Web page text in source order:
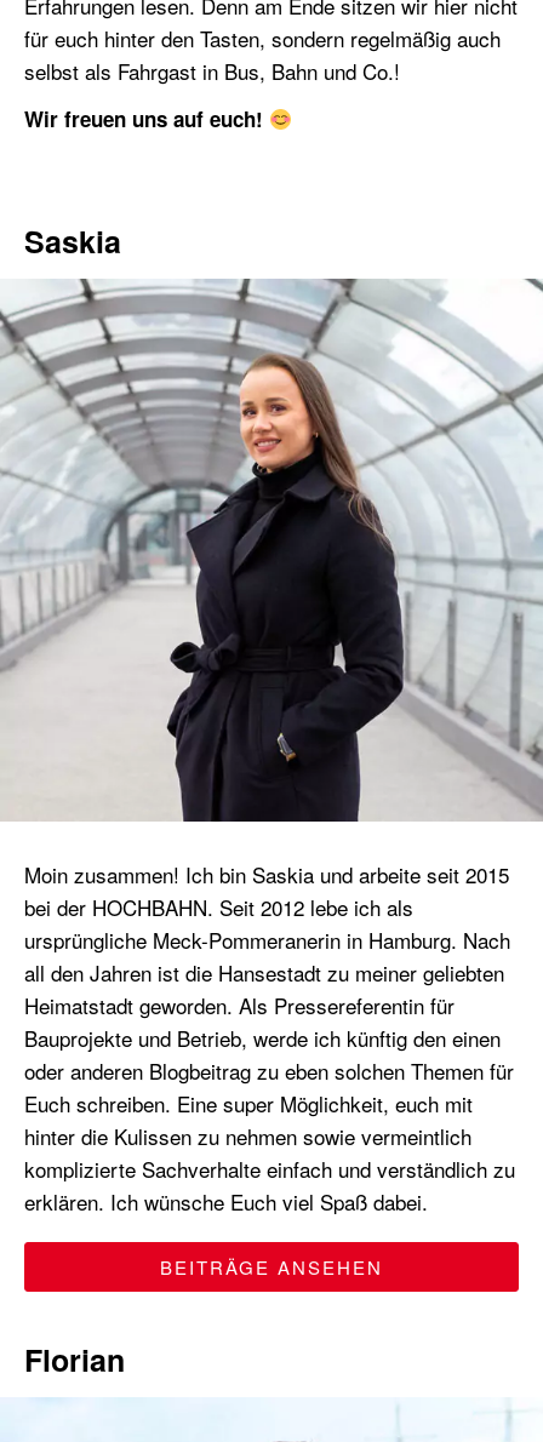
für euch hinter den Tasten, sondern regelmäßig auch
selbst als Fahrgast in Bus, Bahn und Co.!
Wir freuen uns auf euch!
Saskia
Moin zusammen! Ich bin Saskia und arbeite seit 2015
bei der HOCHBAHN. Seit 2012 lebe ich als
ursprüngliche Meck-Pommeranerin in Hamburg. Nach
all den Jahren ist die Hansestadt zu meiner geliebten
Heimatstadt geworden. Als Pressereferentin für
Bauprojekte und Betrieb, werde ich künftig den einen
oder anderen Blogbeitrag zu eben solchen Themen für
Euch schreiben. Eine super Möglichkeit, euch mit
hinter die Kulissen zu nehmen sowie vermeintlich
komplizierte Sachverhalte einfach und verständlich zu
erklären. Ich wünsche Euch viel Spaß dabei.
BEITRÄGE ANSEHEN
Florian